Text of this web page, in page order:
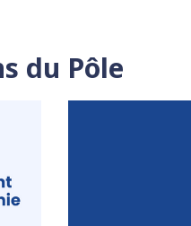
du Pôle